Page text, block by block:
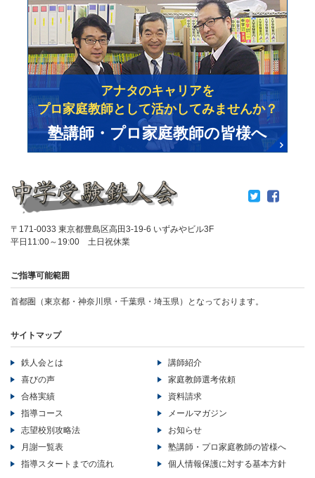
〒171-0033 東京都豊島区高田3-19-6 いずみやビル3F
平日11:00～19:00 土日祝休業
ご指導可能範囲
首都圏（東京都・神奈川県・千葉県・埼玉県）となっております。
サイトマップ
鉄人会とは
喜びの声
合格実績
指導コース
志望校別攻略法
月謝一覧表
指導スタートまでの流れ
講師紹介
家庭教師選考依頼
資料請求
メールマガジン
お知らせ
塾講師・プロ家庭教師の皆様へ
個人情報保護に対する基本方針
アナタのキャリアを
プロ家庭教師として活かしてみませんか？
塾講師・プロ家庭教師の皆様へ